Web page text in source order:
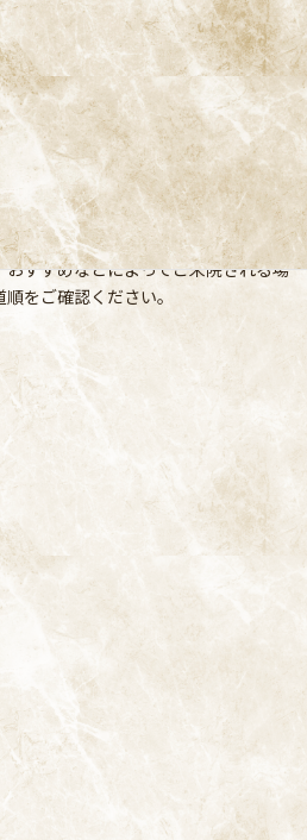
歯科
谷南3-37-14 第二北原ビル3階
とぶき歯科・矯正歯科」 は、JR中
0分 / JR中央/総武線「阿佐ケ谷駅」
「南阿佐ケ谷駅」徒歩8分の、駅す
る歯医者です。杉並区や中野区、新
らも患者様に来院頂きやすい環境
すすめなどによってご来院される場
をご確認ください。